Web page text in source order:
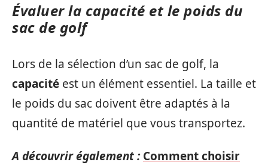
Évaluer la capacité et le poids du
sac de golf
Lors de la sélection d’un sac de golf, la
capacité est un élément essentiel. La taille et
le poids du sac doivent être adaptés à la
quantité de matériel que vous transportez.
A découvrir également : Comment choisir